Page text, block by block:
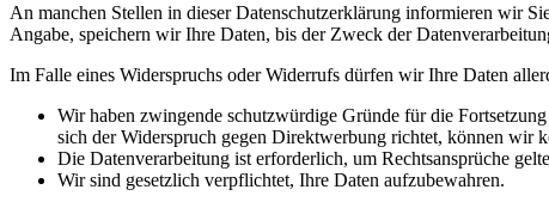
An manchen Stellen in dieser Datenschutzerklärung informieren wir
Angabe, speichern wir Ihre Daten, bis der Zweck der
Im Falle eines Widerspruchs oder Widerrufs dürfen wir Ihre Daten
Wir haben zwingende schutzwürdige Gründe für die
sich der Widerspruch gegen Direktwerbung richtet, können wir
Die Datenverarbeitung ist erforderlich, um Rechtsansprüche
Wir sind gesetzlich verpflichtet, Ihre Daten aufzubewahren.